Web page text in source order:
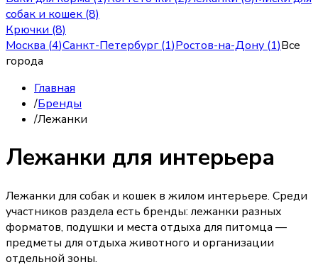
собак и кошек (8)
Крючки (8)
Москва (4)Санкт-Петербург(1)Ростов-на-Дону (1)Все
города
Главная
/Бренды
/Лежанки
Лежанки для интерьера
Лежанки для собак и кошек в жилом интерьере. Среди
участников раздела есть бренды: лежанки разных
форматов, подушки и места отдыха для питомца —
предметы для отдыха животного и организации
отдельной зоны.